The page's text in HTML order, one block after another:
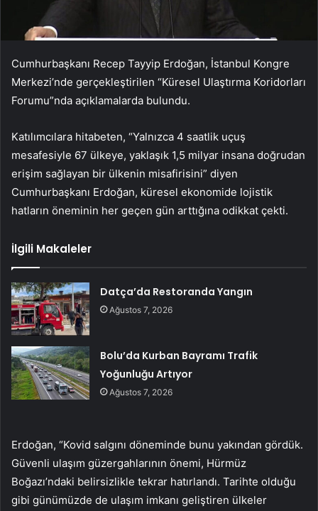
Cumhurbaşkanı Recep Tayyip Erdoğan, İstanbul Kongre
Merkezi’nde gerçekleştirilen “Küresel Ulaştırma Koridorları
Forumu”nda açıklamalarda bulundu.
Katılımcılara hitabeten, “Yalnızca 4 saatlik uçuş
mesafesiyle 67 ülkeye, yaklaşık 1,5 milyar insana doğrudan
erişim sağlayan bir ülkenin misafirisini” diyen
Cumhurbaşkanı Erdoğan, küresel ekonomide lojistik
hatların öneminin her geçen gün arttığına odikkat çekti.
İlgili Makaleler
Datça’da Restoranda Yangın
Ağustos 7, 2026
Bolu’da Kurban Bayramı Trafik
Yoğunluğu Artıyor
Ağustos 7, 2026
Erdoğan, “Kovid salgını döneminde bunu yakından gördük.
Güvenli ulaşım güzergahlarının önemi, Hürmüz
Boğazı’ndaki belirsizlikle tekrar hatırlandı. Tarihte olduğu
gibi günümüzde de ulaşım imkanı geliştiren ülkeler